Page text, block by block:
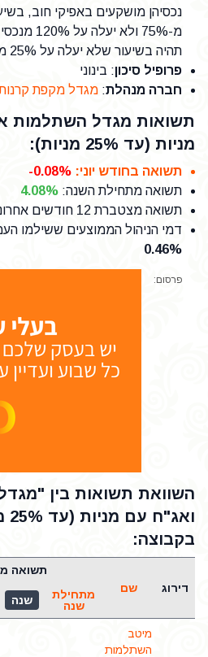
נכסיהן מושקעים באפיקי חוב,
מ-75%
תהיה בשיעור שלא יעלה על 25% מנכסי המסלול.
פרופיל סיכון: בינוני
חברה מנהלת: מגדל מקפת
תשואות מגדל השתלמות
מניות (עד 25% מניות):
תשואה בחודש יוני:
-0.08%
תשואה מתחילת השנה:
4.08%
תשואה מצטברת 12 חודשים אחרונים
דמי הניהול הממוצעים ששילמו
0.46%
פרסום:
השוואת תשואות בין
בקבוצה:
דירוג שם
תשואה
מתחילת
שנה
שנה
מיטב
השתלמות